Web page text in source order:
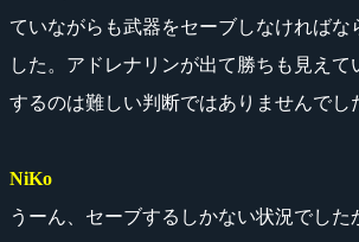
ていながらも武器をセーブしなければな
した。アドレナリンが出て勝ちも見えて
するのは難しい判断ではありませんでし
NiKo
うーん、セーブするしかない状況でした